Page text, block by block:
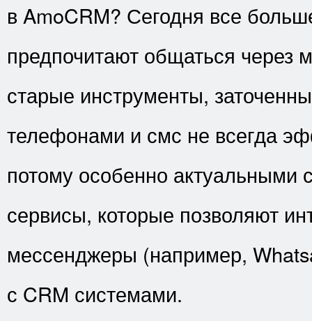
в AmoCRM? Сегодня все
предпочитают общаться через
старые инструменты,
телефонами и смс не всегда
потому особенно актуальными
сервисы, которые позволяют
мессенджеры (например,
с CRM системами.